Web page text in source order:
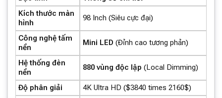
Kích thước màn
hình
98 Inch (Siêu cực đại)
Công nghệ tấm
nền
Mini LED (Đỉnh cao tương phản)
Hệ thống đèn
nền
880 vùng độc lập (Local Dimming)
Độ phân giải 4K Ultra HD ($3840 times 2160$)